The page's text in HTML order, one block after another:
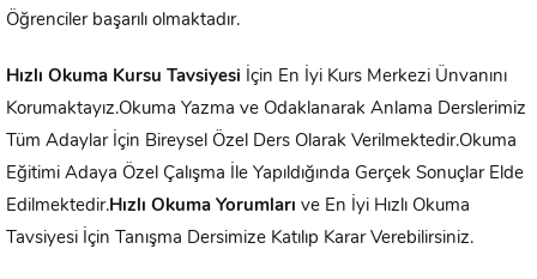
Öğrenciler başarılı olmaktadır.
Hızlı Okuma Kursu Tavsiyesi İçin En İyi Kurs Merkezi Ünvanını
Korumaktayız.Okuma Yazma ve Odaklanarak Anlama Derslerimiz
Tüm Adaylar İçin Bireysel Özel Ders Olarak Verilmektedir.Okuma
Eğitimi Adaya Özel Çalışma İle Yapıldığında Gerçek Sonuçlar Elde
Edilmektedir.Hızlı Okuma Yorumları ve En İyi Hızlı Okuma
Tavsiyesi İçin Tanışma Dersimize Katılıp Karar Verebilirsiniz.